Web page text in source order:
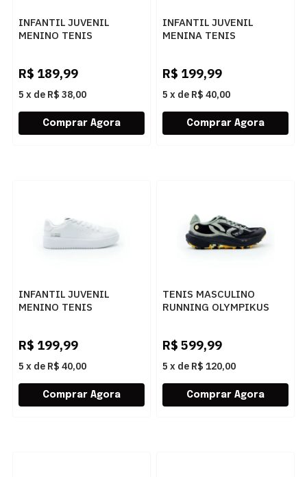
INFANTIL JUVENIL
MENINO TENIS
R$ 189,99
5 x de R$ 38,00
INFANTIL JUVENIL
MENINA TENIS
R$ 199,99
5 x de R$ 40,00
INFANTIL JUVENIL
MENINO TENIS
R$ 199,99
5 x de R$ 40,00
TENIS MASCULINO
RUNNING OLYMPIKUS
R$ 599,99
5 x de R$ 120,00